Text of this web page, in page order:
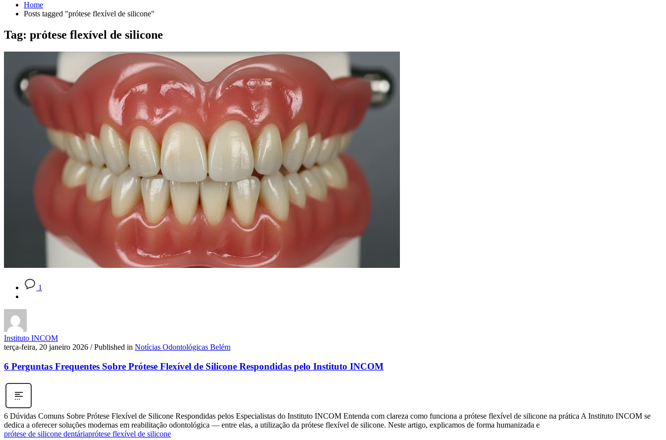
Home
Posts tagged "prótese flexível de silicone"
Tag: prótese flexível de silicone
1
Instituto INCOM
terça-feira, 20 janeiro 2026 / Published in Notícias Odontológicas Belém
6 Perguntas Frequentes Sobre Prótese Flexível de Silicone Respondidas pelo Instituto INCOM
6 Dúvidas Comuns Sobre Prótese Flexível de Silicone Respondidas pelos Especialistas do Instituto INCOM Entenda com clareza como funciona a prótese flexível de silicone na prática A Instituto INCOM se
dedica a oferecer soluções modernas em reabilitação odontológica — entre elas, a utilização da prótese flexível de silicone. Neste artigo, explicamos de forma humanizada e
prótese de silicone dentáriaprótese flexível de silicone